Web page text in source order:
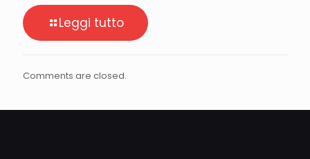
Leggi tutto
Comments are closed.